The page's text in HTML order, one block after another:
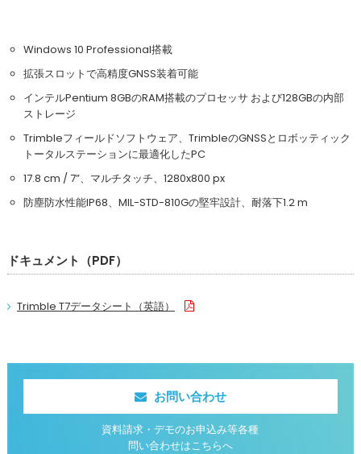
Windows 10 Professional搭載
拡張スロットで高精度GNSS装着可能
インテルPentium 8GBのRAM搭載のプロセッサ および128GBの内部
ストレージ
Trimbleフィールドソフトウェア、TrimbleのGNSSとロボッティック
トータルステーションに最適化したPC
17.8 cm / 7”、マルチタッチ、1280x800 px
防塵防水性能IP68、MIL-STD-810Gの堅牢設計、耐落下1.2 m
ドキュメント（PDF）
Trimble T7データシート（英語）
お問い合わせ
資料請求・デモのお申込み等各種
問い合わせはこちらへ